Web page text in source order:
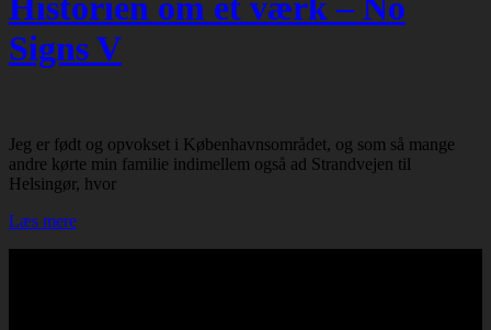
Signs V
Jeg er født og opvokset i Københavnsområdet, og som så mange
andre kørte min familie indimellem også ad Strandvejen til
Helsingør, hvor
Læs mere